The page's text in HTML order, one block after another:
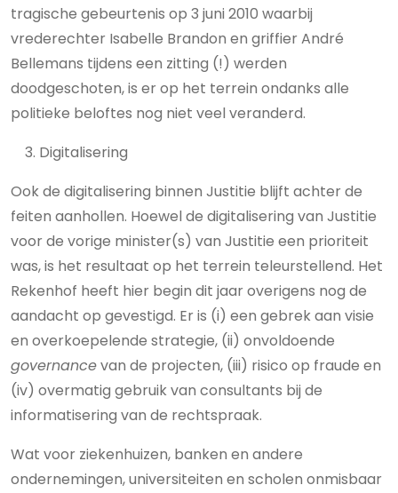
tragische gebeurtenis op 3 juni 2010 waarbij
vrederechter Isabelle Brandon en griffier André
Bellemans tijdens een zitting (!) werden
doodgeschoten, is er op het terrein ondanks alle
politieke beloftes nog niet veel veranderd.
Digitalisering
Ook de digitalisering binnen Justitie blijft achter de
feiten aanhollen. Hoewel de digitalisering van Justitie
voor de vorige minister(s) van Justitie een prioriteit
was, is het resultaat op het terrein teleurstellend. Het
Rekenhof heeft hier begin dit jaar overigens nog de
aandacht op gevestigd. Er is (i) een gebrek aan visie
en overkoepelende strategie, (ii) onvoldoende
governancevan de projecten, (iii) risico op fraude en
(iv) overmatig gebruik van consultants bij de
informatisering van de rechtspraak.
Wat voor ziekenhuizen, banken en andere
ondernemingen, universiteiten en scholen onmisbaar